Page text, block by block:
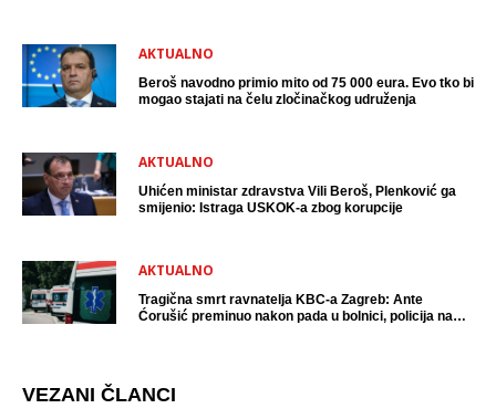
AKTUALNO
Beroš navodno primio mito od 75 000 eura. Evo tko bi
mogao stajati na čelu zločinačkog udruženja
AKTUALNO
Uhićen ministar zdravstva Vili Beroš, Plenković ga
smijenio: Istraga USKOK-a zbog korupcije
AKTUALNO
Tragična smrt ravnatelja KBC-a Zagreb: Ante
Ćorušić preminuo nakon pada u bolnici, policija na
VEZANI ČLANCI